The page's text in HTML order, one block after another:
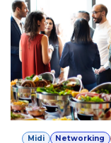
Midi Networking